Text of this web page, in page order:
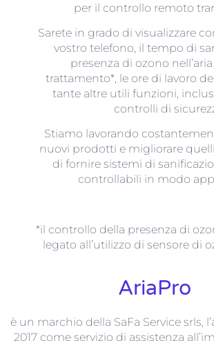
per il controllo remoto
Sarete in grado di visualizzare
vostro telefono, il tempo di
presenza di ozono
trattamento*, le ore di lavoro
tante altre utili funzioni,
controlli di
Stiamo lavorando
nuovi prodotti e migliorare
di fornire sistemi di
controllabili in modo
*il controllo della presenza di
legato all’utilizzo di sensore di
AriaPro
è un marchio della SaFa Service srls,
2017 come servizio di assistenza